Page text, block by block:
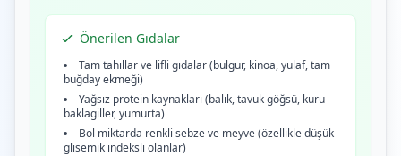
Önerilen Gıdalar
Tam tahıllar ve lifli gıdalar (bulgur, kinoa, yulaf, tam
buğday ekmeği)
Yağsız protein kaynakları (balık, tavuk göğsü, kuru
baklagiller, yumurta)
Bol miktarda renkli sebze ve meyve (özellikle düşük
glisemik indeksli olanlar)